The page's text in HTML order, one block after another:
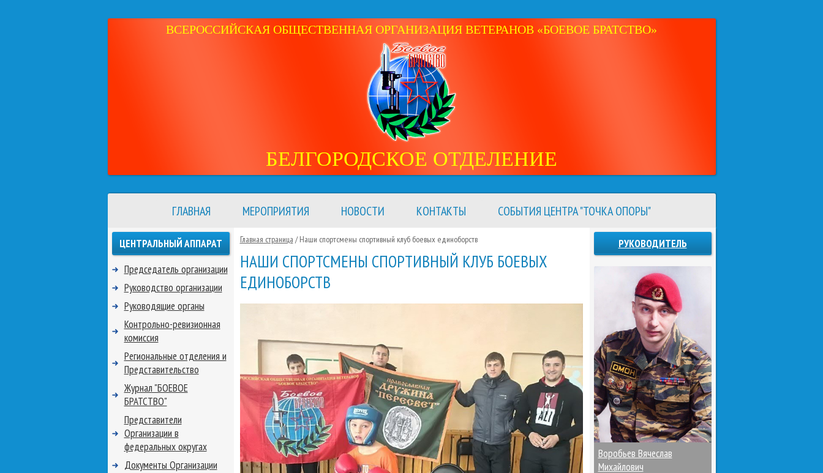
ВСЕРОССИЙСКАЯ ОБЩЕСТВЕННАЯ ОРГАНИЗАЦИЯ ВЕТЕРАНОВ «БОЕВОЕ БРАТСТВО»
БЕЛГОРОДСКОЕ ОТДЕЛЕНИЕ
ГЛАВНАЯ МЕРОПРИЯТИЯ НОВОСТИ КОНТАКТЫ СОБЫТИЯ ЦЕНТРА "ТОЧКА ОПОРЫ"
Главная страница / Наши спортсмены спортивный клуб боевых единоборств
НАШИ СПОРТСМЕНЫ СПОРТИВНЫЙ КЛУБ БОЕВЫХ
ЕДИНОБОРСТВ
ЦЕНТРАЛЬНЫЙ АППАРАТ
Председатель организации
Руководство организации
Руководящие органы
Контрольно-ревизионная
комиссия
Региональные отделения и
Представительство
Журнал "БОЕВОЕ
БРАТСТВО"
Представители
Организации в
федеральных округах
Документы Организации
РУКОВОДИТЕЛЬ
Воробьев Вячеслав
Михайлович